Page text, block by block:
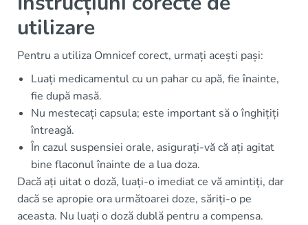
utilizare
Pentru a utiliza Omnicef corect, urmați acești pași:
Luați medicamentul cu un pahar cu apă, fie înainte,
fie după masă.
Nu mestecați capsula; este important să o înghițiți
întreagă.
În cazul suspensiei orale, asigurați-vă că ați agitat
bine flaconul înainte de a lua doza.
Dacă ați uitat o doză, luați-o imediat ce vă amintiți, dar
dacă se apropie ora următoarei doze, săriți-o pe
aceasta. Nu luați o doză dublă pentru a compensa.